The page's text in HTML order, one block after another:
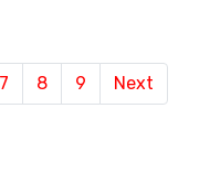
7 8 9 Next